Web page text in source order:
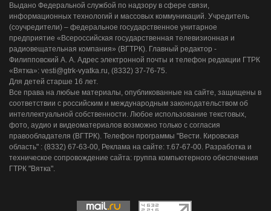
Выдано Федеральной службой по надзору в сфере связи,
информационных технологий и массовых коммуникаций. Учредитель
(соучредители) – федеральное государственное унитарное
предприятие «Всероссийская государственная телевизионная и
радиовещательная компания» (ВГТРК). Главный редактор -
Филипповский А. А. Адрес электронной почты и телефон редакции ГТРК
«Вятка»: vesti@gtrk-vyatka.ru, (8332) 37-76-75.
Для детей старше 16 лет.
Все права на любые материалы, опубликованные на сайте, защищены в
соответствии с российским и международным законодательством об
интеллектуальной собственности. Любое использование текстовых,
фото, аудио и видеоматериалов возможно только с согласия
правообладателя (ВГТРК). Телефон программы "Вести. Кировская
область" : (8332) 67-63-00, Реклама на сайте: т.67-67-00. Разработка и
техническое сопровождение сайта: группа компьютерного обеспечения
ГТРК "Вятка".